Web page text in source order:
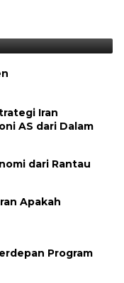
Selalu
Iran
AS dari Dalam
dari Rantau
Apakah
Program